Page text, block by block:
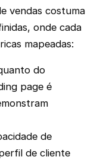
vendas costuma
onde cada
mapeadas:
do
page é
de
de cliente